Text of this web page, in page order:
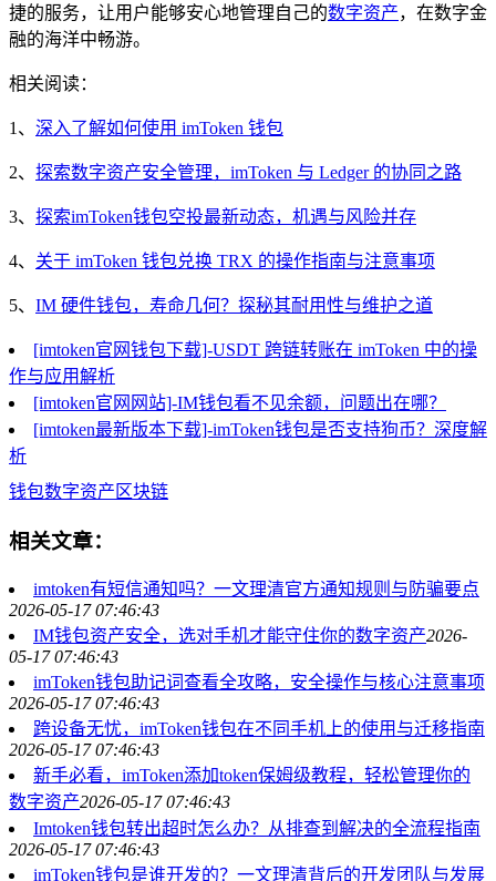
捷的服务，让用户能够安心地管理自己的数字资产，在数字金
融的海洋中畅游。
相关阅读：
1、 深入了解如何使用 imToken 钱包
2、 探索数字资产安全管理，imToken 与 Ledger 的协同之路
3、 探索imToken钱包空投最新动态，机遇与风险并存
4、 关于 imToken 钱包兑换 TRX 的操作指南与注意事项
5、 IM 硬件钱包，寿命几何？探秘其耐用性与维护之道
[imtoken官网钱包下载]-USDT 跨链转账在 imToken 中的操
作与应用解析
[imtoken官网网站]-IM钱包看不见余额，问题出在哪？
[imtoken最新版本下载]-imToken钱包是否支持狗币？深度解
析
钱包数字资产 区块链
相关文章：
imtoken有短信通知吗？一文理清官方通知规则与防骗要点
2026-05-17 07:46:43
IM钱包资产安全，选对手机才能守住你的数字资产2026-
05-17 07:46:43
imToken钱包助记词查看全攻略，安全操作与核心注意事项
2026-05-17 07:46:43
跨设备无忧，imToken钱包在不同手机上的使用与迁移指南
2026-05-17 07:46:43
新手必看，imToken添加token保姆级教程，轻松管理你的
数字资产2026-05-17 07:46:43
Imtoken钱包转出超时怎么办？从排查到解决的全流程指南
2026-05-17 07:46:43
imToken钱包是谁开发的？一文理清背后的开发团队与发展